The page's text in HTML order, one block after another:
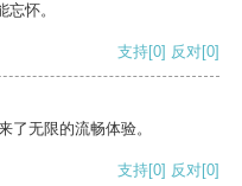
怀。
支持[0] 反对[0]
了无限的流畅体验。
支持[0] 反对[0]